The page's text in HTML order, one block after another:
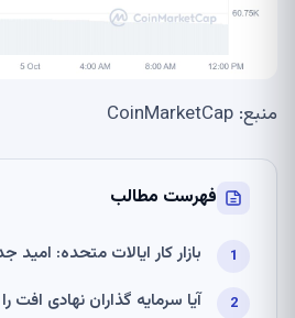
منبع: CoinMarketCap
فهرست مطالب
بازار کار ایالات متحده: امید
آیا سرمایه گذاران نهادی افت